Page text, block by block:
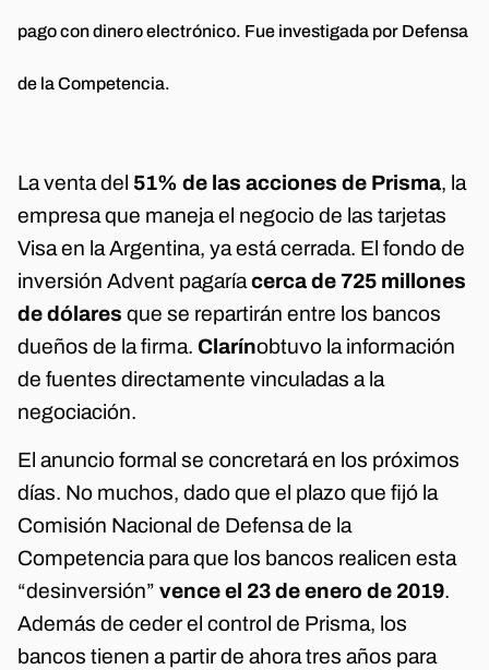
pago con dinero electrónico. Fue investigada por Defensa
de la Competencia.
La venta del 51% de las acciones de Prisma, la
empresa que maneja el negocio de las tarjetas
Visa en la Argentina, ya está cerrada. El fondo de
inversión Advent pagaríacerca de 725 millones
de dólares que se repartirán entre los bancos
dueños de la firma. Clarínobtuvo la información
de fuentes directamente vinculadas a la
negociación.
El anuncio formal se concretará en los próximos
días. No muchos, dado que el plazo que fijó la
Comisión Nacional de Defensa de la
Competencia para que los bancos realicen esta
“desinversión” vence el 23 de enero de 2019.
Además de ceder el control de Prisma, los
bancos tienen a partir de ahora tres años para